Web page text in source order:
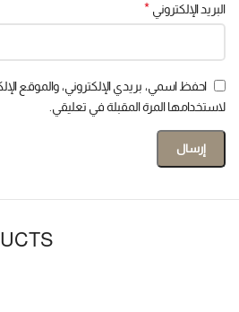
البريد الإلكتروني *
احفظ اسمي، بريدي الإلكتروني، والموقع
لاستخدامها المرة المقبلة في تعليقي.